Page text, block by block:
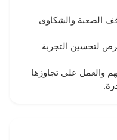
الصعبة والشكاوى
لتحسين التجربة
والعمل على تجاوزها